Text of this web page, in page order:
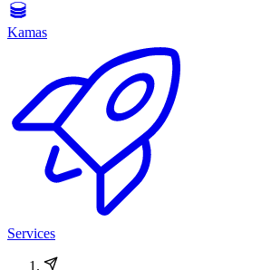
Kamas
Services